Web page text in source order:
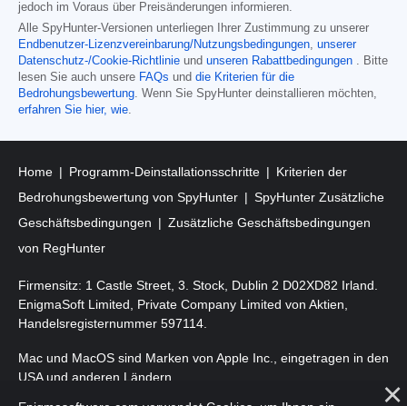
jedoch im Voraus über Preisänderungen informieren.
Alle SpyHunter-Versionen unterliegen Ihrer Zustimmung zu unserer
Endbenutzer-Lizenzvereinbarung/Nutzungsbedingungen, unserer
Datenschutz-/Cookie-Richtlinie und unseren Rabattbedingungen . Bitte
lesen Sie auch unsere FAQs und die Kriterien für die
Bedrohungsbewertung. Wenn Sie SpyHunter deinstallieren möchten,
erfahren Sie hier, wie.
Home Programm-Deinstallationsschritte
Kriterien der
Bedrohungsbewertung von SpyHunter
SpyHunter Zusätzliche
Geschäftsbedingungen
Zusätzliche Geschäftsbedingungen
von RegHunter
Firmensitz: 1 Castle Street, 3. Stock, Dublin 2 D02XD82 Irland.
EnigmaSoft Limited, Private Company Limited von Aktien,
Handelsregisternummer 597114.
Mac und MacOS sind Marken von Apple Inc., eingetragen in den
USA und anderen Ländern.